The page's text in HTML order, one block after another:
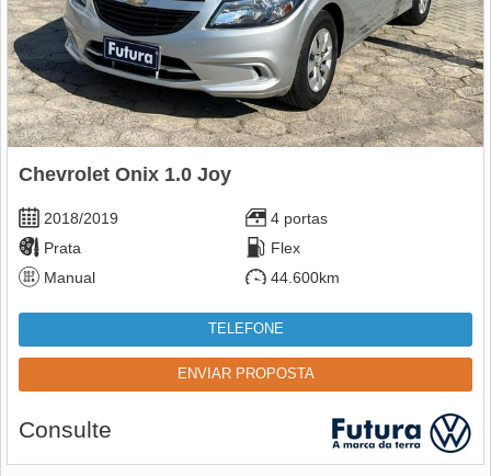
Chevrolet Onix 1.0 Joy
2018/2019
4 portas
Prata
Flex
Manual
44.600km
TELEFONE
ENVIAR PROPOSTA
Consulte